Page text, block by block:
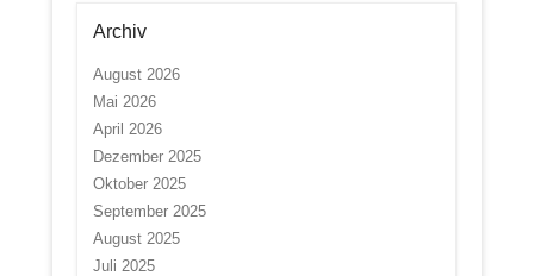
Archiv
August 2026
Mai 2026
April 2026
Dezember 2025
Oktober 2025
September 2025
August 2025
Juli 2025